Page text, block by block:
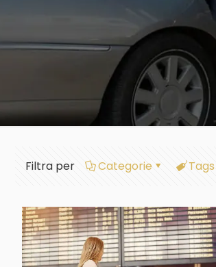
Filtra per Categorie Tags